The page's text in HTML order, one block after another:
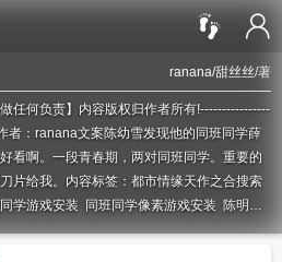
ranana/甜丝丝/著
任何负责】内容版权归作者所有!----------------
者：ranana文案陈幼雪发现他的同班同学薛
看啊。一段青春期，两对同班同学。重要的
片给我。内容标签：都市情缘天作之合搜索
学游戏安装 同班同学像素游戏安装 陈明昊
在线观看中国雷佳音同班同学同班同学单
己的孩子怎么办